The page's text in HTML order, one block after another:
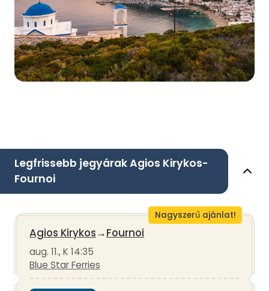
Legfrissebb jegyárak Agios Kirykos-
Fournoi
Nagyszerű ajánlat!
Agios Kirykos→Fournoi
aug. 11., K 14:35
Blue Star Ferries